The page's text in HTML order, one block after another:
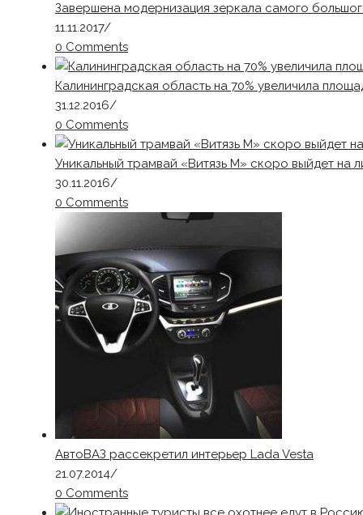
Завершена модернизация зеркала самого
11.11.2017/
0 Comments
Калининградская область на 70% увеличила
31.12.2016/
0 Comments
Уникальный трамвай «Витязь М» скоро выйдет на
30.11.2016/
0 Comments
АвтоВАЗ рассекретил интерьер Lada Vesta
21.07.2014/
0 Comments